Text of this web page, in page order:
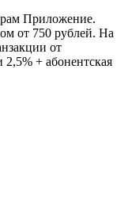
Приложение.
от 750 рублей. На
от
+ абонентская